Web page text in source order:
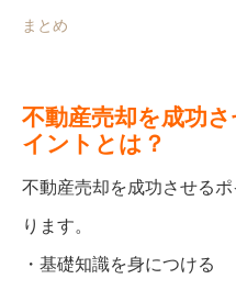
まとめ
不動産売却を成功
イントとは？
不動産売却を成功させる
ります。
・基礎知識を身につける